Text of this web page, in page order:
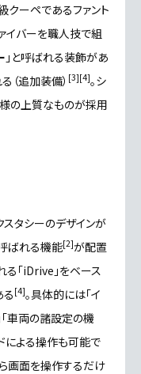
クーペであるファント
イバーを職人技で組
」と呼ばれる装飾があ
（追加装備） [3][4]。シ
の上質なものが採用
スタシーのデザインが
呼ばれる機能[2]が配置
「iDrive」をベース
[4]。具体的には「イ
」「車両の諸設定の機
による操作も可能で
ら画面を操作するだけ